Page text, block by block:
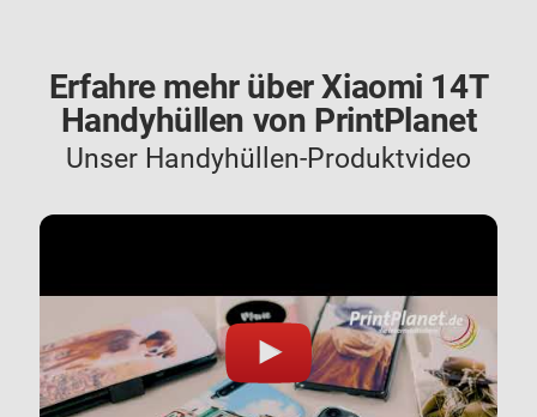
Erfahre mehr über Xiaomi 14T
Handyhüllen von PrintPlanet
Unser Handyhüllen-Produktvideo